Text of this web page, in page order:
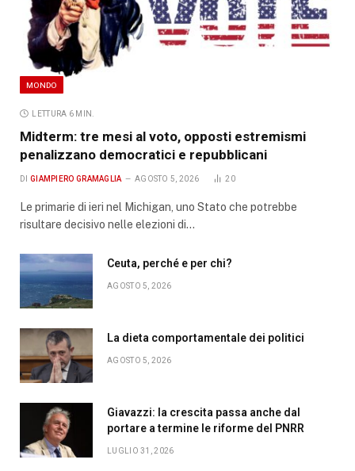
MONDO
LETTURA 6 MIN.
Midterm: tre mesi al voto, opposti estremismi
penalizzano democratici e repubblicani
DI GIAMPIERO GRAMAGLIA AGOSTO 5, 2026 20
Le primarie di ieri nel Michigan, uno Stato che potrebbe
risultare decisivo nelle elezioni di…
Ceuta, perché e per chi?
AGOSTO 5, 2026
La dieta comportamentale dei politici
AGOSTO 5, 2026
Giavazzi: la crescita passa anche dal
portare a termine le riforme del PNRR
LUGLIO 31, 2026